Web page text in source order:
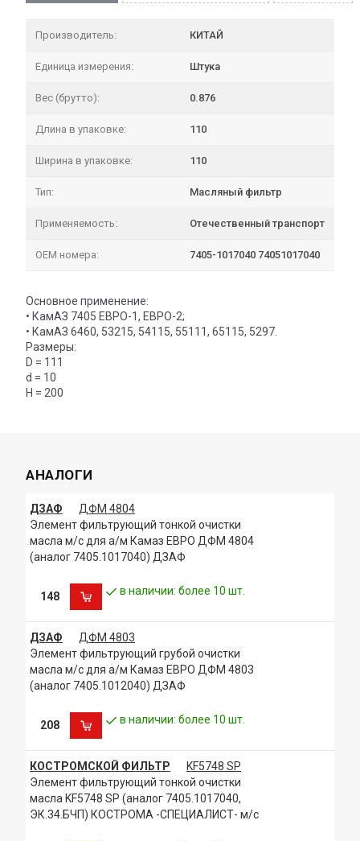
Производитель: КИТАЙ
Единица измерения: Штука
Вес (брутто): 0.876
Длина в упаковке: 110
Ширина в упаковке: 110
Тип: Масляный фильтр
Применяемость: Отечественный транспорт
OEM номера: 7405-1017040 74051017040
Основное применение:
• КамАЗ 7405 ЕВРО-1, ЕВРО-2;
• КамАЗ 6460, 53215, 54115, 55111, 65115, 5297.
Размеры:
D = 111
d = 10
H = 200
АНАЛОГИ
ДЗАФ
ДФМ 4804
Элемент фильтрующий тонкой очистки
масла м/с для а/м Камаз ЕВРО ДФМ 4804
(аналог 7405.1017040) ДЗАФ
148 в наличии: более 10 шт.
ДЗАФ
ДФМ 4803
Элемент фильтрующий грубой очистки
масла м/с для а/м Камаз ЕВРО ДФМ 4803
(аналог 7405.1012040) ДЗАФ
208 в наличии: более 10 шт.
КОСТРОМСКОЙ ФИЛЬТР
KF5748 SP
Элемент фильтрующий тонкой очистки
масла KF5748 SP (аналог 7405.1017040,
ЭК.34.БЧП) КОСТРОМА -СПЕЦИАЛИСТ- м/с